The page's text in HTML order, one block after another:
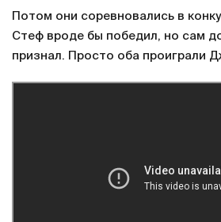
Потом они соревновались в
Стеф вроде бы победил, но сам
признал. Просто оба проиграли